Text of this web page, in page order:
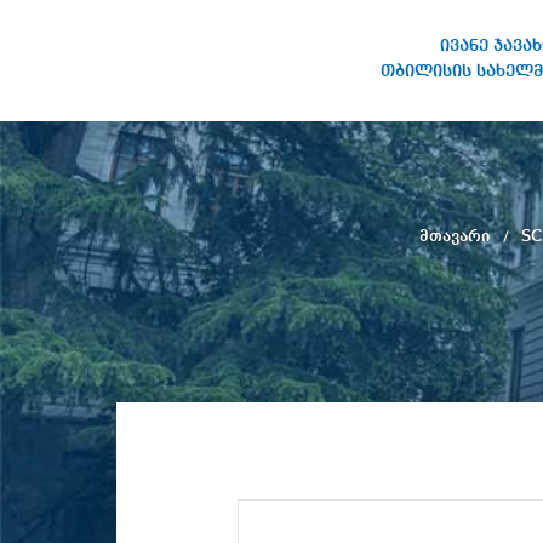
ივანე
თბილისის
სახელობის თბილისის
სახელმწიფო უნივერსიტეტი
მთავარი